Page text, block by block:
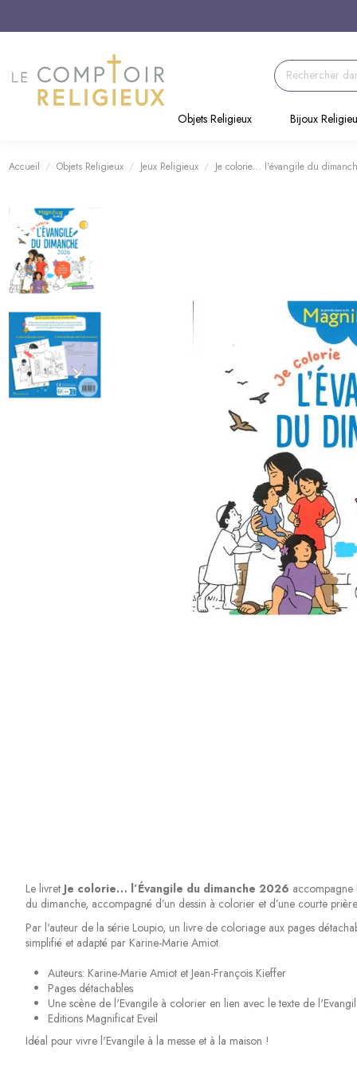
Objets Religieux Bijoux
Accueil Objets Religieux Jeux Religieux Je colorie... l'évangile du
Le livret Je colorie… l’Évangile du dimanche 2026 accompagne
du dimanche, accompagné d’un dessin à colorier et d’une courte
Par l'auteur de la série Loupio, un livre de coloriage aux pages
simplifié et adapté par Karine-Marie Amiot.
Auteurs: Karine-Marie Amiot et Jean-François Kieffer
Pages détachables
Une scène de l'Evangile à colorier en lien avec le texte de
Editions Magnificat Eveil
Idéal pour vivre l'Evangile à la messe et à la maison !